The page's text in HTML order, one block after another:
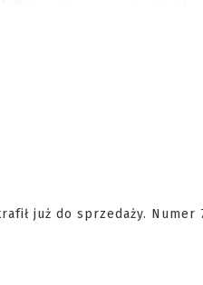
już do sprzedaży. Numer